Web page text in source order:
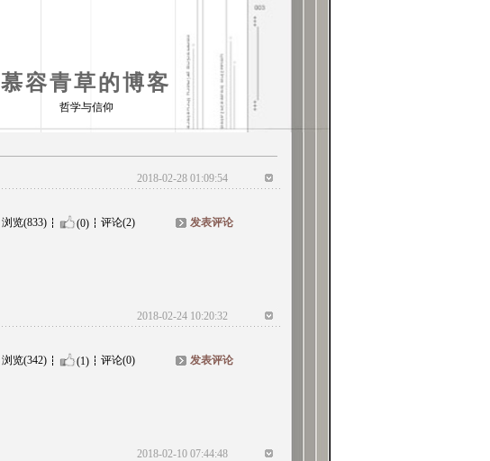
慕容青草的博客
哲学与信仰
2018-02-28 01:09:54
浏览(833) (0) 评论(2) 发表评论
2018-02-24 10:20:32
浏览(342) (1) 评论(0) 发表评论
2018-02-10 07:44:48